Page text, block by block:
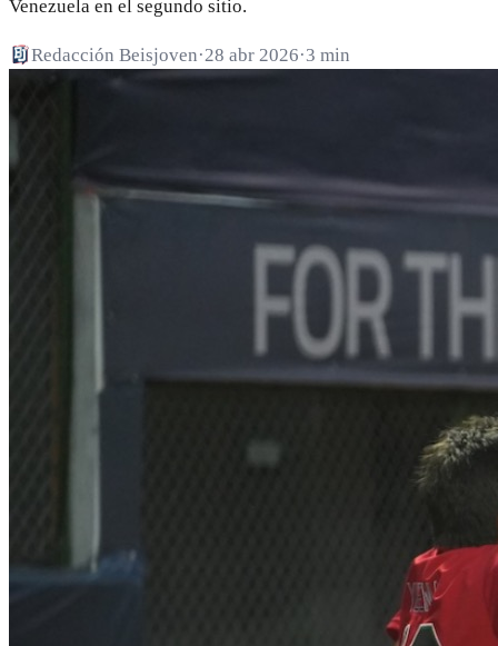
Venezuela en el segundo sitio.
Redacción Beisjoven·28 abr 2026·3 min